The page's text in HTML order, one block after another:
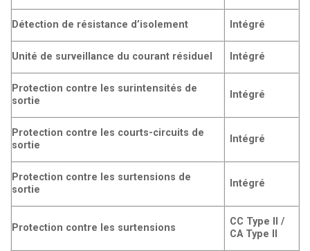
Détection de résistance d’isolement Intégré
Unité de surveillance du courant résiduel Intégré
Protection contre les surintensités de
sortie
Intégré
Protection contre les courts-circuits de
sortie
Intégré
Protection contre les surtensions de
sortie
Intégré
Protection contre les surtensions
CC Type II /
CA Type II